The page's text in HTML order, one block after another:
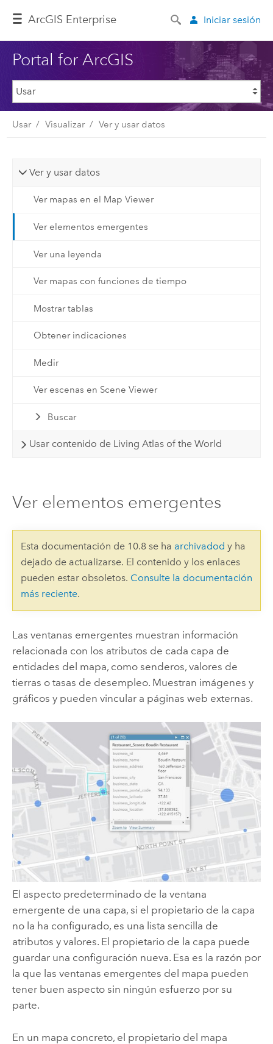
ArcGIS Enterprise Iniciar sesión
Portal for ArcGIS
Usar Visualizar Ver y usar datos
Ver y usar datos
Ver mapas en el Map Viewer
Ver elementos emergentes
Ver una leyenda
Ver mapas con funciones de tiempo
Mostrar tablas
Obtener indicaciones
Medir
Ver escenas en Scene Viewer
Buscar
Usar contenido de Living Atlas of the World
Ver elementos emergentes
Esta documentación de 10.8 se ha archivadod y ha
dejado de actualizarse. El contenido y los enlaces
pueden estar obsoletos. Consulte la documentación
más reciente.
Las ventanas emergentes muestran información
relacionada con los atributos de cada capa de
entidades del mapa, como senderos, valores de
tierras o tasas de desempleo. Muestran imágenes y
gráficos y pueden vincular a páginas web externas.
El aspecto predeterminado de la ventana
emergente de una capa, si el propietario de la capa
no la ha configurado, es una lista sencilla de
atributos y valores. El propietario de la capa puede
guardar una configuración nueva. Esa es la razón por
la que las ventanas emergentes del mapa pueden
tener buen aspecto sin ningún esfuerzo por su
parte.
En un mapa concreto, el propietario del mapa